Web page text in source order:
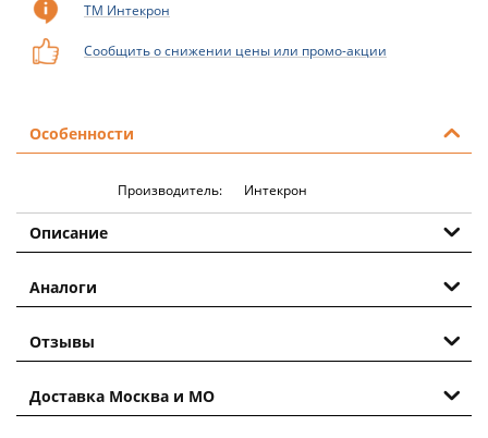
ТМ Интекрон
Сообщить о снижении цены или промо-акции
Особенности
Производитель: Интекрон
Описание
Аналоги
Отзывы
Доставка Москва и МО